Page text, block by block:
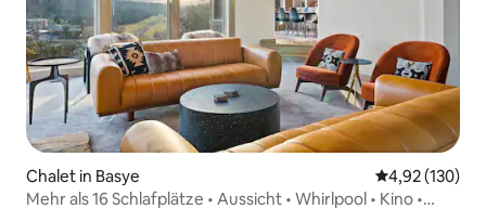
Chalet in Basye
4,92 (130)
Mehr als 16 Schlafplätze • Aussicht • Whirlpool • Kino •